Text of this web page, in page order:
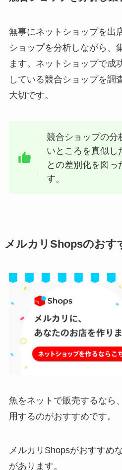
無事にネットショップを出
ショップを分析しながら、
ます。ネットショップで成
している競合ショップを調
大切です。
競合ショップの分
いところを真似し
との差別化を図っ
す。
メルカリShopsのおす
魚をネットで販売するなら、
用するのがおすすめです。
メルカリShopsがおすすめ
があります。